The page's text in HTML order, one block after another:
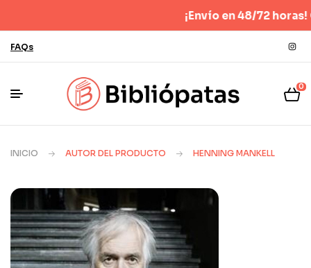
¡Envío en 48/72 horas!
FAQs
0
INICIO AUTOR DEL PRODUCTO HENNING MANKELL